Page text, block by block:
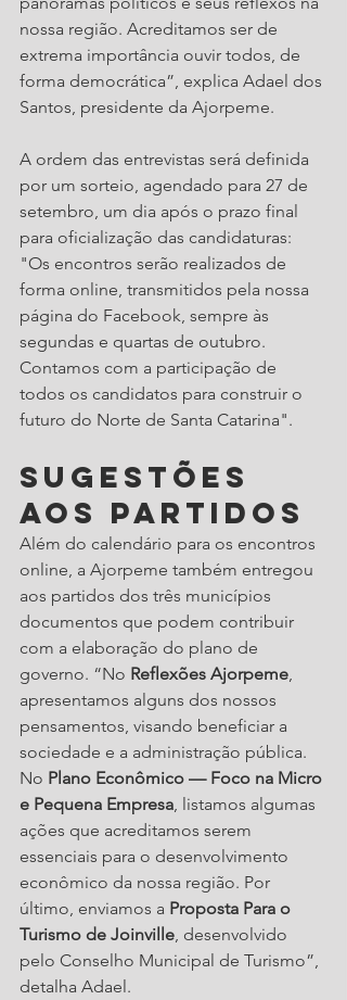
nossa região. Acreditamos ser de
extrema importância ouvir todos, de
forma democrática”, explica Adael dos
Santos, presidente da Ajorpeme.
A ordem das entrevistas será definida
por um sorteio, agendado para 27 de
setembro, um dia após o prazo final
para oficialização das candidaturas:
"Os encontros serão realizados de
forma online, transmitidos pela nossa
página do Facebook, sempre às
segundas e quartas de outubro.
Contamos com a participação de
todos os candidatos para construir o
futuro do Norte de Santa Catarina".
Sugestões
aos partidos
Além do calendário para os encontros
online, a Ajorpeme também entregou
aos partidos dos três municípios
documentos que podem contribuir
com a elaboração do plano de
governo. “No Reflexões Ajorpeme,
apresentamos alguns dos nossos
pensamentos, visando beneficiar a
sociedade e a administração pública.
No Plano Econômico — Foco na Micro
e Pequena Empresa, listamos algumas
ações que acreditamos serem
essenciais para o desenvolvimento
econômico da nossa região. Por
último, enviamos a Proposta Para o
Turismo de Joinville, desenvolvido
pelo Conselho Municipal de Turismo”,
detalha Adael.